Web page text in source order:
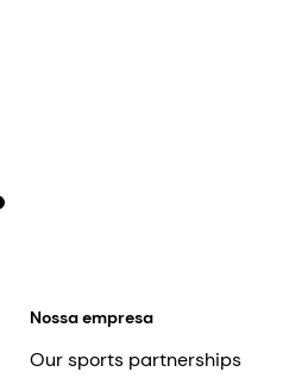
Nossa empresa
Our sports partnerships